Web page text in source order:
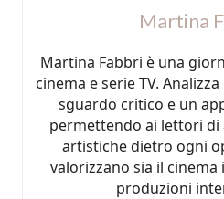
Martina
Martina Fabbri è una
cinema e serie TV.
sguardo critico e un
permettendo ai lettori di
artistiche dietro ogni
valorizzano sia il
produzioni